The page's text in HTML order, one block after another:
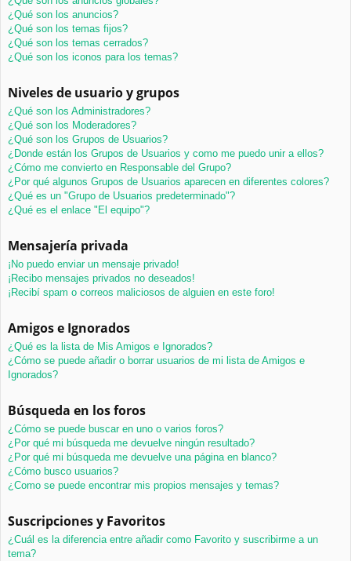
¿Qué son los anuncios?
¿Qué son los temas fijos?
¿Qué son los temas cerrados?
¿Qué son los iconos para los temas?
Niveles de usuario y grupos
¿Qué son los Administradores?
¿Qué son los Moderadores?
¿Qué son los Grupos de Usuarios?
¿Donde están los Grupos de Usuarios y como me puedo unir a ellos?
¿Cómo me convierto en Responsable del Grupo?
¿Por qué algunos Grupos de Usuarios aparecen en diferentes colores?
¿Qué es un "Grupo de Usuarios predeterminado"?
¿Qué es el enlace "El equipo"?
Mensajería privada
¡No puedo enviar un mensaje privado!
¡Recibo mensajes privados no deseados!
¡Recibí spam o correos maliciosos de alguien en este foro!
Amigos e Ignorados
¿Qué es la lista de Mis Amigos e Ignorados?
¿Cómo se puede añadir o borrar usuarios de mi lista de Amigos e
Ignorados?
Búsqueda en los foros
¿Cómo se puede buscar en uno o varios foros?
¿Por qué mi búsqueda me devuelve ningún resultado?
¿Por qué mi búsqueda me devuelve una página en blanco?
¿Cómo busco usuarios?
¿Como se puede encontrar mis propios mensajes y temas?
Suscripciones y Favoritos
¿Cuál es la diferencia entre añadir como Favorito y suscribirme a un
tema?